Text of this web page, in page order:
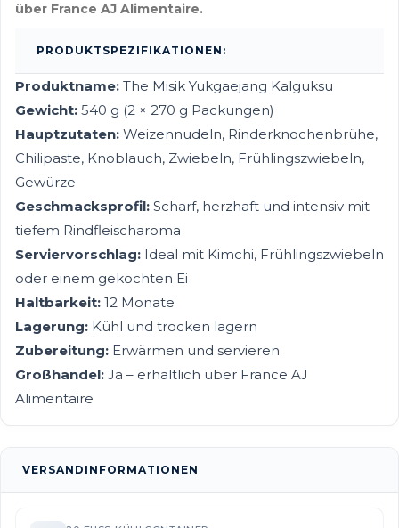
über France AJ Alimentaire.
PRODUKTSPEZIFIKATIONEN:
Produktname: The Misik Yukgaejang Kalguksu
Gewicht: 540 g (2 × 270 g Packungen)
Hauptzutaten: Weizennudeln, Rinderknochenbrühe,
Chilipaste, Knoblauch, Zwiebeln, Frühlingszwiebeln,
Gewürze
Geschmacksprofil: Scharf, herzhaft und intensiv mit
tiefem Rindfleischaroma
Serviervorschlag: Ideal mit Kimchi, Frühlingszwiebeln
oder einem gekochten Ei
Haltbarkeit: 12 Monate
Lagerung: Kühl und trocken lagern
Zubereitung: Erwärmen und servieren
Großhandel: Ja – erhältlich über France AJ
Alimentaire
VERSANDINFORMATIONEN